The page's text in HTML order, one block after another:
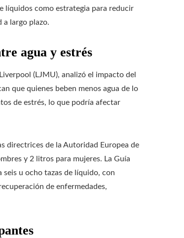
líquidos como estrategia para reducir
a largo plazo.
agua y estrés
(LJMU), analizó el impacto del
que quienes beben menos agua de lo
de estrés, lo que podría afectar
directrices de la Autoridad Europea de
y 2 litros para mujeres. La Guía
u ocho tazas de líquido, con
de enfermedades,